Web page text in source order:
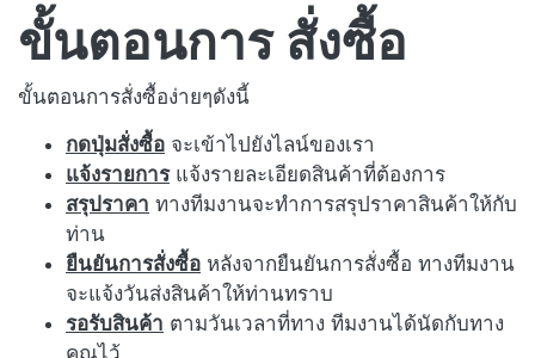
ขั้นตอนการ สั่งซื้อ
ขั้นตอนการสั่งซื้อง่ายๆดังนี้
กดปุ่มสั่งซื้อ จะเข้าไปยังไลน์ของเรา
แจ้งรายการแจ้งรายละเอียดสินค้าที่ต้องการ
สรุปราคา ทางทีมงานจะทำการสรุปราคาสินค้าให้กับ
ท่าน
ยืนยันการสั่งซื้อ หลังจากยืนยันการสั่งซื้อ ทางทีมงาน
จะแจ้งวันส่งสินค้าให้ท่านทราบ
รอรับสินค้า ตามวันเวลาที่ทาง ทีมงานได้นัดกับทาง